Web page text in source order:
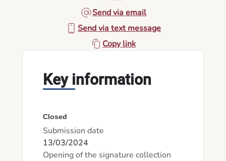
Send via email
Send via text message
Copy link
Key information
Closed
Submission date
13/03/2024
Opening of the signature collection